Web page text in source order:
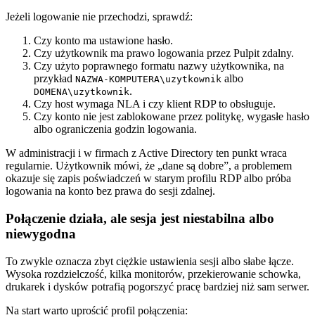
Jeżeli logowanie nie przechodzi, sprawdź:
Czy konto ma ustawione hasło.
Czy użytkownik ma prawo logowania przez Pulpit zdalny.
Czy użyto poprawnego formatu nazwy użytkownika, na
przykład NAZWA-KOMPUTERA\uzytkownik albo
DOMENA\uzytkownik.
Czy host wymaga NLA i czy klient RDP to obsługuje.
Czy konto nie jest zablokowane przez politykę, wygasłe hasło
albo ograniczenia godzin logowania.
W administracji i w firmach z Active Directory ten punkt wraca
regularnie. Użytkownik mówi, że „dane są dobre”, a problemem
okazuje się zapis poświadczeń w starym profilu RDP albo próba
logowania na konto bez prawa do sesji zdalnej.
Połączenie działa, ale sesja jest niestabilna albo
niewygodna
To zwykle oznacza zbyt ciężkie ustawienia sesji albo słabe łącze.
Wysoka rozdzielczość, kilka monitorów, przekierowanie schowka,
drukarek i dysków potrafią pogorszyć pracę bardziej niż sam serwer.
Na start warto uprościć profil połączenia: